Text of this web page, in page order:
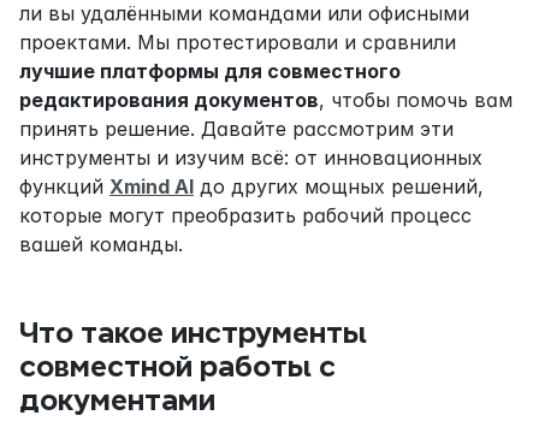
ли вы удалёнными командами или офисными
лучшие платформы для совместного
редактирования документов, чтобы помочь вам
принять решение. Давайте рассмотрим эти
инструменты и изучим всё: от инновационных
функций Xmind AI до других мощных решений,
которые могут преобразить рабочий процесс
вашей команды.
Что такое инструменты
совместной работы с
документами